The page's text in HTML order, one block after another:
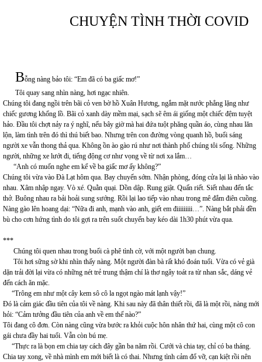
CHUYỆN TÌNH THỜI COVID
Bỗng nàng bảo tôi: “Em đã có ba giấc mơ!”
Tôi quay sang nhìn nàng, hơi ngạc nhiên.
Chúng tôi đang ngồi trên bãi cỏ ven bờ hồ Xuân Hương, ngắm mặt nước phẳng lặng như
chiếc gương khổng lồ. Bãi cỏ xanh dày mềm mại, sạch sẽ êm ái giống một chiếc đệm tuyệt
hảo. Đầu tôi chợt nảy ra ý nghĩ, nếu bây giờ mà hai đứa tuột phăng quần áo, cùng nhau lăn
lộn, làm tình trên đó thì thú biết bao. Nhưng trên con đường vòng quanh hồ, buổi sáng
người xe vẫn thong thả qua. Không ồn ào gào rú như nơi thành phố chúng tôi sống. Những
người, những xe lướt đi, tiếng động cơ như vọng về từ nơi xa lắm…
“Anh có muốn nghe em kể về ba giấc mơ ấy không?”
Chúng tôi vừa vào Đà Lạt hôm qua. Bay chuyến sớm. Nhận phòng, đóng cửa lại là nhào vào
nhau. Xâm nhập ngay. Vò xé. Quằn quại. Dồn dập. Rung giật. Quấn riết. Siết nhau đến tắc
thở. Buông nhau ra bải hoải sung sướng. Rồi lại lao tiếp vào nhau trong mê đắm điên cuồng.
Nàng gào lên hoang dại: “Nữa đi anh, mạnh vào anh, giết em điiiiiiiii…”. Nàng bắt phải đền
bù cho cơn hứng tình do tôi gợi ra trên suốt chuyến bay kéo dài 1h30 phút vừa qua.
***
Chúng tôi quen nhau trong buổi cà phê tình cờ, với một người bạn chung.
Tôi hơi sững sờ khi nhìn thấy nàng. Một người đàn bà rất khó đoán tuổi. Vừa có vẻ già
dặn trải đời lại vừa có những nét trẻ trung thậm chí là thơ ngây toát ra từ nhan sắc, dáng vẻ
đến cách ăn mặc.
“Trông em như một cây kem sô cô la ngọt ngào mát lạnh vậy!”
Đó là cảm giác đầu tiên của tôi về nàng. Khi sau này đã thân thiết rồi, đã là một rồi, nàng mới
hỏi: “Cảm tưởng đầu tiên của anh về em thế nào?”
Tôi đang cô đơn. Còn nàng cũng vừa bước ra khỏi cuộc hôn nhân thứ hai, cùng một cô con
gái chưa đầy hai tuổi. Vẫn còn bú mẹ.
“Thực ra là bọn em chia tay cách đây gần ba năm rồi. Cưới và chia tay, chỉ có ba tháng.
Chia tay xong, về nhà mình em mới biết là có thai. Nhưng tình cảm đổ vỡ, cạn kiệt rồi nên